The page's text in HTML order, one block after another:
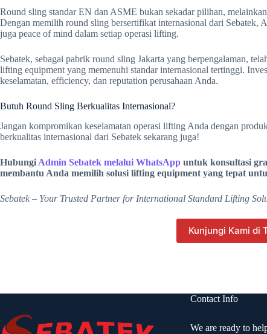
Round sling standar EN dan ASME bukan sekadar pilihan,
Dengan memilih round sling bersertifikat internasional dari Sebatek,
juga peace of mind dalam setiap operasi lifting.
Sebatek, sebagai pabrik round sling Jakarta yang berpengalaman,
lifting equipment yang memenuhi standar internasional tertinggi.
keselamatan, efficiency, dan reputation perusahaan Anda.
Butuh Round Sling Berkualitas Internasional?
Jangan kompromikan keselamatan operasi lifting Anda dengan
berkualitas internasional dari Sebatek sekarang juga!
Hubungi Admin Sebatek melalui WhatsApp untuk konsultasi
membantu Anda memilih solusi lifting equipment yang tepat
Sebatek – Your Trusted Partner for International Standard Lifting
Kunjungi Kami di
Contact Info
We are ready to